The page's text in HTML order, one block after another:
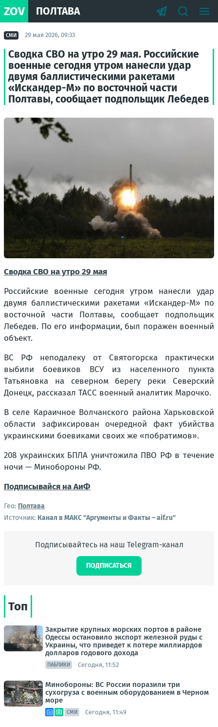
ZOV ПОЛТАВА
СМИ 29 мая 2026, 09:33
Сводка СВО на утро 29 мая. Российские
военные сегодня утром нанесли удар
двумя баллистическими ракетами
«Искандер-М» по восточной части
Полтавы, сообщает подпольщик Лебедев
Сводка СВО на утро 29 мая
Российские военные сегодня утром нанесли удар
двумя баллистическими ракетами «Искандер-М» по
восточной части Полтавы, сообщает подпольщик
Лебедев. По его информации, был поражен военный
объект.
ВС РФ неподалеку от Святогорска практически
выбили боевиков ВСУ из населенного пункта
Татьяновка на северном берегу реки Северский
Донецк, рассказал ТАСС военный аналитик Марочко.
В селе Караичное Волчанского района Харьковской
области зафиксирован очередной факт убийства
украинскими боевиками своих же «побратимов».
208 украинских БПЛА уничтожила ПВО РФ в течение
ночи — Минобороны РФ.
Подписывайся на АиФ
Гео: Полтава
Источник: Канал в МАКС "Аргументы и Факты – aif.ru"
Подписывайтесь на наш Telegram-канал
ПОДПИСАТЬСЯ
Топ
Закрытие крупных морских портов в районе
Одессы остановило экспорт железной руды с
Украины, что приведет к потере миллиардов
долларов годового дохода
ПАБЛИКИ Сегодня, 11:52
Минобороны: ВС России поразили три
сухогруза с военным оборудованием в Черном
море
СМИ Сегодня, 11:49